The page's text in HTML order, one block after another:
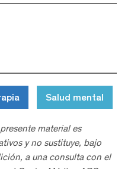
Salud mental
material es
y no sustituye, bajo
a una consulta con el